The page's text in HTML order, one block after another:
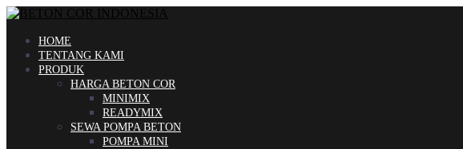
Skip
contentHOME
TENTANG KAMI
PRODUK
HARGA BETON COR
MINIMIX
READYMIX
SEWA POMPA BETON
POMPA MINI